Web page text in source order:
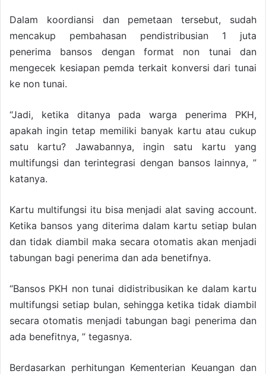
Dalam koordiansi dan pemetaan tersebut, sudah
mencakup pembahasan pendistribusian 1 juta
penerima bansos dengan format non tunai dan
mengecek kesiapan pemda terkait konversi dari tunai
ke non tunai.
“Jadi, ketika ditanya pada warga penerima PKH,
apakah ingin tetap memiliki banyak kartu atau cukup
satu kartu? Jawabannya, ingin satu kartu yang
multifungsi dan terintegrasi dengan bansos lainnya, ”
katanya.
Kartu multifungsi itu bisa menjadi alat saving account.
Ketika bansos yang diterima dalam kartu setiap bulan
dan tidak diambil maka secara otomatis akan menjadi
tabungan bagi penerima dan ada benetifnya.
“Bansos PKH non tunai didistribusikan ke dalam kartu
multifungsi setiap bulan, sehingga ketika tidak diambil
secara otomatis menjadi tabungan bagi penerima dan
ada benefitnya, ” tegasnya.
Berdasarkan perhitungan Kementerian Keuangan dan